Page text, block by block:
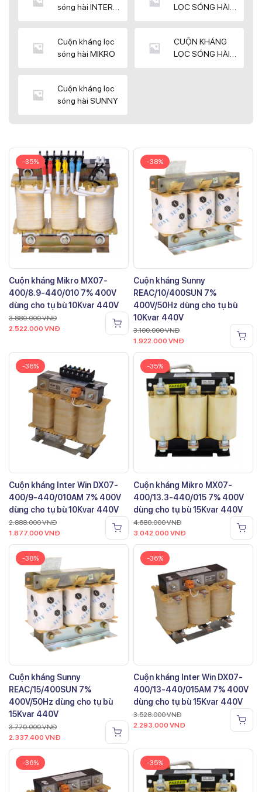
sóng hài INTER
LỌC SÓNG HÀI
Cuộn kháng lọc
sóng hài MIKRO
CUỘN KHÁNG
LỌC SÓNG HÀI
Cuộn kháng lọc
sóng hài SUNNY
-35%
Cuộn kháng Mikro MX07-
400/8.9-440/010 7% 400V
dùng cho tụ bù 10Kvar 440V
3.880.000VNĐ
2.522.000 VNĐ
-38%
Cuộn kháng Sunny
REAC/10/400SUN 7%
400V/50Hz dùng cho tụ bù
10Kvar 440V
3.100.000VNĐ
1.922.000 VNĐ
-36%
Cuộn kháng Inter Win DX07-
400/9-440/010AM 7% 400V
dùng cho tụ bù 10Kvar 440V
2.888.000VNĐ
1.877.000 VNĐ
-35%
Cuộn kháng Mikro MX07-
400/13.3-440/015 7% 400V
dùng cho tụ bù 15Kvar 440V
4.680.000VNĐ
3.042.000 VNĐ
-38%
Cuộn kháng Sunny
REAC/15/400SUN 7%
400V/50Hz dùng cho tụ bù
15Kvar 440V
3.770.000VNĐ
2.337.400 VNĐ
-36%
Cuộn kháng Inter Win DX07-
400/13-440/015AM 7% 400V
dùng cho tụ bù 15Kvar 440V
3.528.000VNĐ
2.293.000 VNĐ
-36% -35%